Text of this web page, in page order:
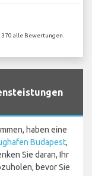
alle Bewertungen.
haben eine
Budapest,
Sie daran, Ihr
bevor Sie